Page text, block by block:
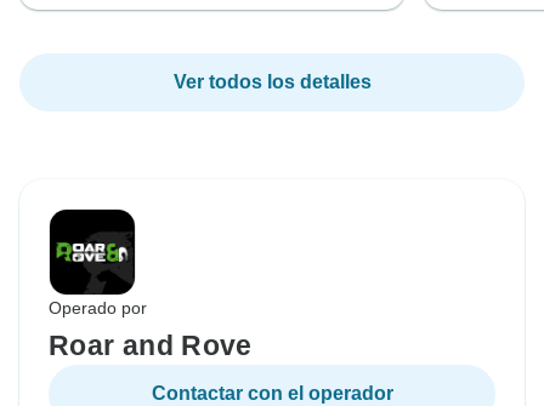
Ver todos los detalles
Operado por
Roar and Rove
Contactar con el operador